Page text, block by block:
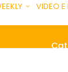
VIDEO